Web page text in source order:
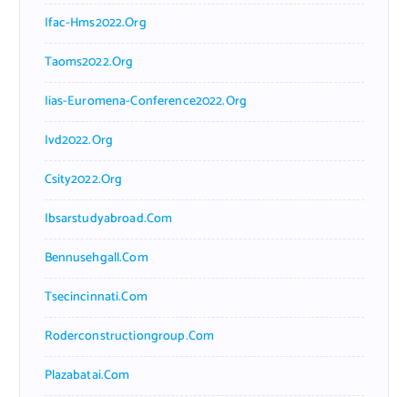
Ifac-Hms2022.org
Taoms2022.org
Iias-Euromena-Conference2022.org
Ivd2022.org
Csity2022.org
Ibsarstudyabroad.com
Bennusehgall.com
Tsecincinnati.com
Roderconstructiongroup.com
Plazabatai.com